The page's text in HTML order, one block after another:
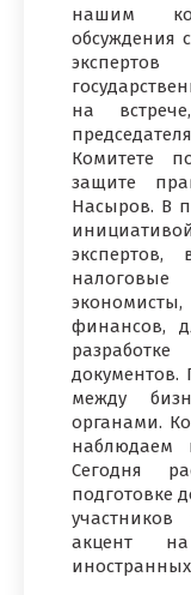
нашим
обсуждения
на
Комитете
защите
Насыров. В
финансов,
документов.
между
органами.
наблюдаем
Сегодня
подготовке
акцент